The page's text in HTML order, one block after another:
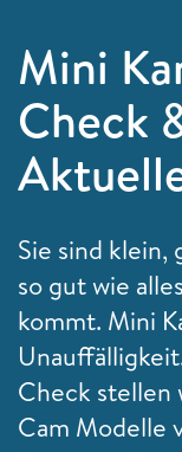
Mini
Check
Sie sind
so gut wie
kommt. Mini
Check stellen
Cam Modelle